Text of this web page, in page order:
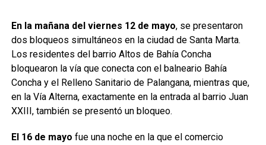
En la mañana del viernes 12 de mayo, se presentaron
dos bloqueos simultáneos en la ciudad de Santa Marta.
Los residentes del barrio Altos de Bahía Concha
bloquearon la vía que conecta con el balneario Bahía
Concha y el Relleno Sanitario de Palangana, mientras que,
en la Vía Alterna, exactamente en la entrada al barrio Juan
XXIII, también se presentó un bloqueo.
El 16 de mayo fue una noche en la que el comercio